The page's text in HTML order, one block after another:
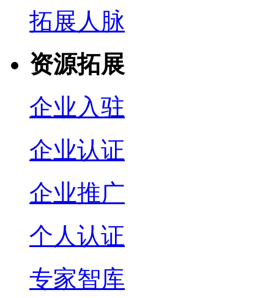
拓展人脉
资源拓展
企业入驻
企业认证
企业推广
个人认证
专家智库